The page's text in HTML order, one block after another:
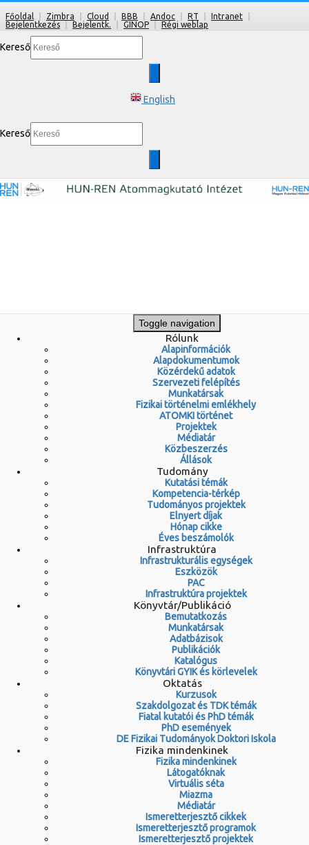
Főoldal Zimbra Cloud BBB Andoc RT
Intranet
Bejelentkezés
Bejelentk. GINOP Régi weblap
Kereső
English
Kereső
Toggle navigation
Rólunk
Alapinformációk
Alapdokumentumok
Közérdekű adatok
Szervezeti felépítés
Munkatársak
Fizikai történelmi emlékhely
ATOMKI történet
Projektek
Médiatár
Közbeszerzés
Állások
Tudomány
Kutatási témák
Kompetencia-térkép
Tudományos projektek
Elnyert díjak
Hónap cikke
Éves beszámolók
Infrastruktúra
Infrastrukturális egységek
Eszközök
PAC
Infrastruktúra projektek
Könyvtár/Publikáció
Bemutatkozás
Munkatársak
Adatbázisok
Publikációk
Katalógus
Könyvtári GYIK és körlevelek
Oktatás
Kurzusok
Szakdolgozat és TDK témák
Fiatal kutatói és PhD témák
PhD események
DE Fizikai Tudományok Doktori Iskola
Fizika mindenkinek
Fizika mindenkinek
Látogatóknak
Virtuális séta
Miazma
Médiatár
Ismeretterjesztő cikkek
Ismeretterjesztő programok
Ismeretterjesztő projektek